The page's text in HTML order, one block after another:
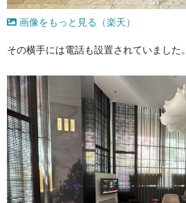
画像をもっと見る（楽天）
その横手には電話も設置されていました。